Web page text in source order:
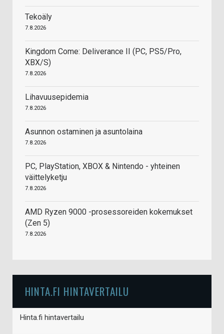
Tekoäly
7.8.2026
Kingdom Come: Deliverance II (PC, PS5/Pro,
XBX/S)
7.8.2026
Lihavuusepidemia
7.8.2026
Asunnon ostaminen ja asuntolaina
7.8.2026
PC, PlayStation, XBOX & Nintendo - yhteinen
väittelyketju
7.8.2026
AMD Ryzen 9000 -prosessoreiden kokemukset
(Zen 5)
7.8.2026
HINTA.FI HINTAVERTAILU
Hinta.fi hintavertailu